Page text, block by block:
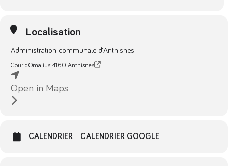
Localisation
Administration communale d’Anthisnes
Cour d’Omalius, 4160 Anthisnes
Open in Maps
CALENDRIER CALENDRIER GOOGLE